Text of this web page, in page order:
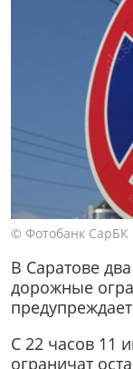
© Фотобанк СарБК
В Саратове
дорожные
С 22 часов 11
ограничат